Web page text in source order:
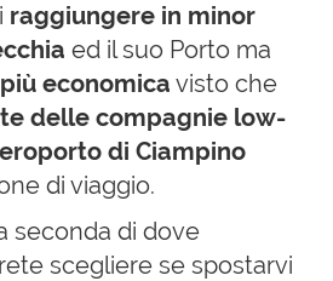
raggiungere in minor
ed il suo Porto ma
economica visto che
delle compagnie low-
di Ciampino
di viaggio.
seconda di dove
scegliere se spostarvi